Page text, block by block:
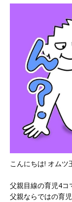
あるもの
こんにちは! オムツ
父親目線の育児4コ
父親ならではの育